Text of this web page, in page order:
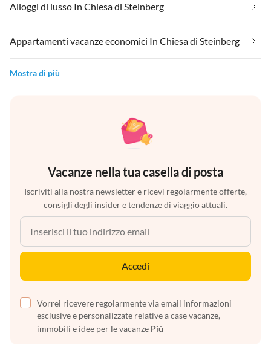
Alloggi di lusso In Chiesa di Steinberg
Appartamenti vacanze economici In Chiesa di Steinberg
Mostra di più
Vacanze nella tua casella di posta
Iscriviti alla nostra newsletter e ricevi regolarmente offerte,
consigli degli insider e tendenze di viaggio attuali.
Accedi
Vorrei ricevere regolarmente via email informazioni
esclusive e personalizzate relative a case vacanze,
immobili e idee per le vacanze Più